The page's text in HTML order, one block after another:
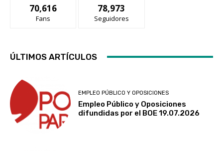
70,616
Fans
78,973
Seguidores
ÚLTIMOS ARTÍCULOS
EMPLEO PÚBLICO Y OPOSICIONES
Empleo Público y Oposiciones
difundidas por el BOE 19.07.2026